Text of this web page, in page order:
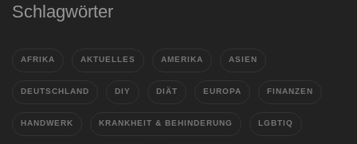
Schlagwörter
AFRIKA AKTUELLES AMERIKA ASIEN
DEUTSCHLAND DIY DIÄT EUROPA FINANZEN
HANDWERK KRANKHEIT & BEHINDERUNG LGBTIQ